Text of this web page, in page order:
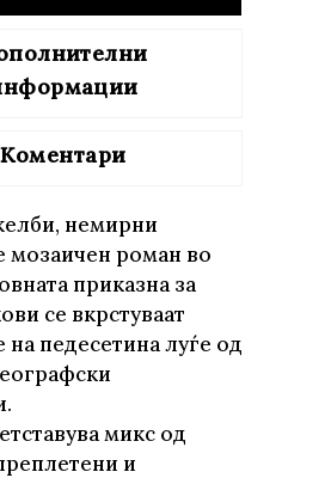
Коментари
немирни
мозаичен роман во
приказна за
се вкрстуваат
на педесетина луѓе од
микс од
и